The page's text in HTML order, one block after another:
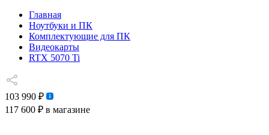
Главная
Ноутбуки и ПК
Комплектующие для ПК
Видеокарты
RTX 5070 Ti
103 990 ₽
117 600 ₽ в магазине